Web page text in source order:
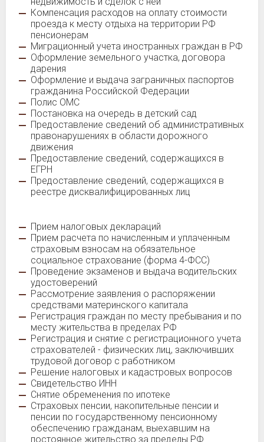
Компенсация расходов на оплату стоимости
проезда к месту отдыха на территории РФ
пенсионерам
Миграционный учета иностранных граждан в РФ
Оформление земельного участка, договора
дарения
Оформление и выдача заграничных паспортов
гражданина Российской Федерации
Полис ОМС
Постановка на очередь в детский сад
Предоставление сведений об административных
правонарушениях в области дорожного
движения
Предоставление сведений, содержащихся в
ЕГРН
Предоставление сведений, содержащихся в
реестре дисквалифицированных лиц
Прием налоговых деклараций
Прием расчета по начисленным и уплаченным
страховым взносам на обязательное
социальное страхование (форма 4-ФСС)
Проведение экзаменов и выдача водительских
удостоверений
Рассмотрение заявления о распоряжении
средствами материнского капитала
Регистрация граждан по месту пребывания и по
месту жительства в пределах РФ
Регистрация и снятие с регистрационного учета
страхователей - физических лиц, заключивших
трудовой договор с работником
Решение налоговых и кадастровых вопросов
Свидетельство ИНН
Снятие обременения по ипотеке
Страховых пенсии, накопительные пенсии и
пенсии по государственному пенсионному
обеспечению гражданам, выехавшим на
постоянное жительство за пределы РФ